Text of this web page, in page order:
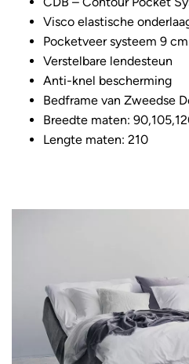
Visco elastische
Pocketveer systeem 9 cm
Verstelbare lendesteun
Anti-knel bescherming
Bedframe van Zweedse
Breedte maten:
Lengte maten: 210